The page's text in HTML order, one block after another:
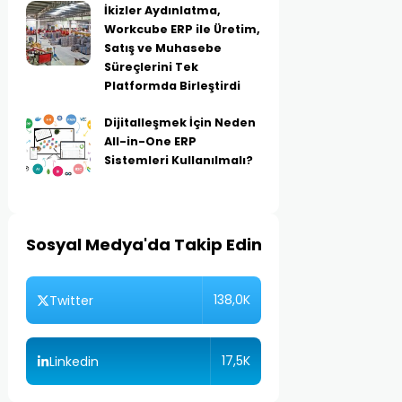
İkizler Aydınlatma,
Workcube ERP ile Üretim,
Satış ve Muhasebe
Süreçlerini Tek
Platformda Birleştirdi
Dijitalleşmek İçin Neden
All-in-One ERP
Sistemleri Kullanılmalı?
Sosyal Medya'da Takip Edin
Twitter 138,0K
Linkedin 17,5K